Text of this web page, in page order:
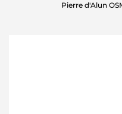
Pierre d'Alun